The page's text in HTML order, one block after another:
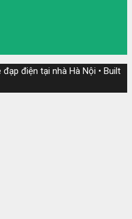
điện tại nhà Hà Nội • Built